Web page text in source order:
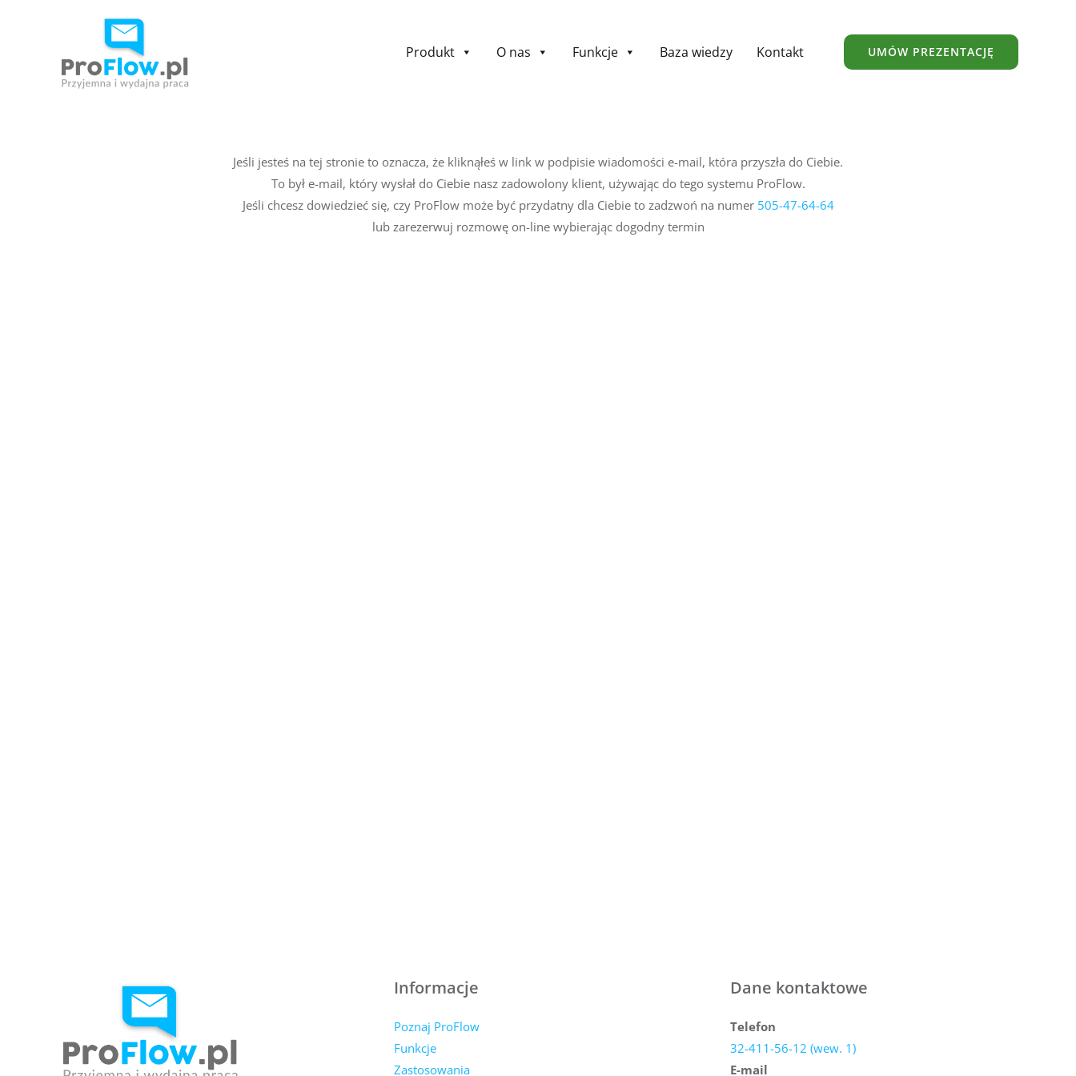
Produkt O nas Funkcje Baza wiedzy Kontakt UMÓW PREZENTACJĘ
Jeśli jesteś na tej stronie to oznacza, że kliknąłeś w link w podpisie wiadomości e-mail, która przyszła do Ciebie.
To był e-mail, który wysłał do Ciebie nasz zadowolony klient, używając do tego systemu ProFlow.
Jeśli chcesz dowiedzieć się, czy ProFlow może być przydatny dla Ciebie to zadzwoń na numer 505-47-64-64
lub zarezerwuj rozmowę on-line wybierając dogodny termin
Informacje
Poznaj ProFlow
Funkcje
Zastosowania
Dane kontaktowe
Telefon
32-411-56-12 (wew. 1)
E-mail